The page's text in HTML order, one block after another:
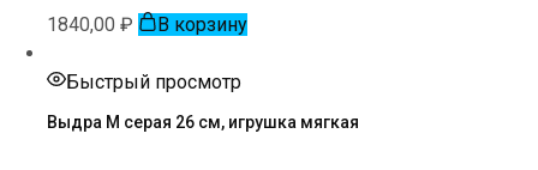
1840,00 ₽ В корзину
Быстрый просмотр
Выдра М серая 26 см, игрушка мягкая